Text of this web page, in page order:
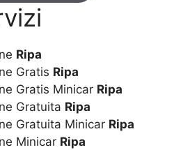
Ripa
Gratis Ripa
Gratis Minicar Ripa
Gratuita Ripa
Gratuita Minicar Ripa
Minicar Ripa